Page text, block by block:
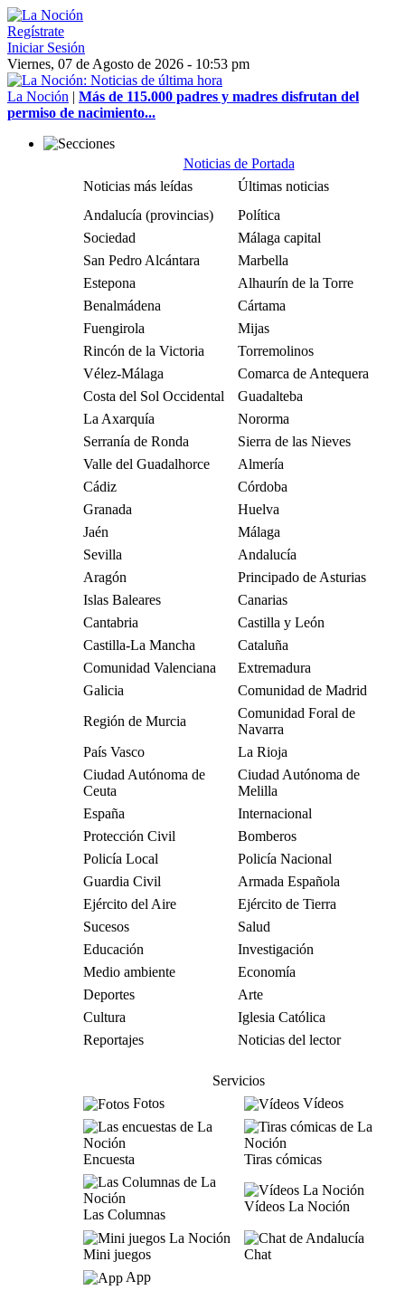
Regístrate
Iniciar Sesión
Viernes, 07 de Agosto de 2026 - 10:53 pm
La Noción | Más de 115.000 padres y madres disfrutan del
permiso de nacimiento...
Noticias de Portada
Noticias más leídas
Últimas noticias
Andalucía (provincias)
Política
Sociedad
Málaga capital
San Pedro Alcántara
Marbella
Estepona
Alhaurín de la Torre
Benalmádena
Cártama
Fuengirola
Mijas
Rincón de la Victoria
Torremolinos
Vélez-Málaga
Comarca de Antequera
Costa del Sol Occidental
Guadalteba
La Axarquía
Nororma
Serranía de Ronda
Sierra de las Nieves
Valle del Guadalhorce
Almería
Cádiz
Córdoba
Granada
Huelva
Jaén
Málaga
Sevilla
Andalucía
Aragón
Principado de Asturias
Islas Baleares
Canarias
Cantabria
Castilla y León
Castilla-La Mancha
Cataluña
Comunidad Valenciana
Extremadura
Galicia
Comunidad de Madrid
Región de Murcia
Comunidad Foral de
Navarra
País Vasco
La Rioja
Ciudad Autónoma de
Ceuta
Ciudad Autónoma de
Melilla
España
Internacional
Protección Civil
Bomberos
Policía Local
Policía Nacional
Guardia Civil
Armada Española
Ejército del Aire
Ejército de Tierra
Sucesos
Salud
Educación
Investigación
Medio ambiente
Economía
Deportes
Arte
Cultura
Iglesia Católica
Reportajes
Noticias del lector
Servicios
Fotos
Vídeos
Encuesta Tiras cómicas
Las Columnas
Vídeos La Noción
Mini juegos
Chat
App